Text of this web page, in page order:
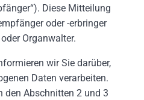
Diese Mitteilung
oder -erbringer
Organwalter.
wir Sie darüber,
Daten verarbeiten.
den Abschnitten 2 und 3